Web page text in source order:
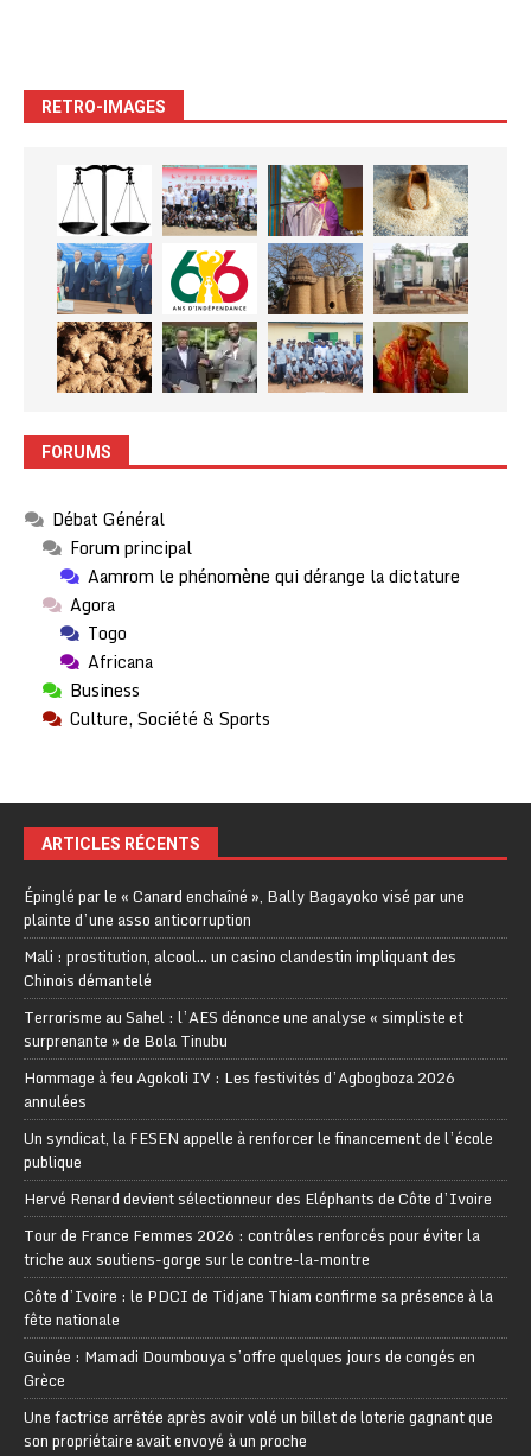
RETRO-IMAGES
FORUMS
Débat Général
Forum principal
Aamrom le phénomène qui dérange la dictature
Agora
Togo
Africana
Business
Culture, Société & Sports
ARTICLES RÉCENTS
Épinglé par le « Canard enchaîné », Bally Bagayoko visé par une
plainte d’une asso anticorruption
Mali : prostitution, alcool… un casino clandestin impliquant des
Chinois démantelé
Terrorisme au Sahel : l’AES dénonce une analyse « simpliste et
surprenante » de Bola Tinubu
Hommage à feu Agokoli IV : Les festivités d’Agbogboza 2026
annulées
Un syndicat, la FESEN appelle à renforcer le financement de l’école
publique
Hervé Renard devient sélectionneur des Eléphants de Côte d’Ivoire
Tour de France Femmes 2026 : contrôles renforcés pour éviter la
triche aux soutiens-gorge sur le contre-la-montre
Côte d’Ivoire : le PDCI de Tidjane Thiam confirme sa présence à la
fête nationale
Guinée : Mamadi Doumbouya s’offre quelques jours de congés en
Grèce
Une factrice arrêtée après avoir volé un billet de loterie gagnant que
son propriétaire avait envoyé à un proche